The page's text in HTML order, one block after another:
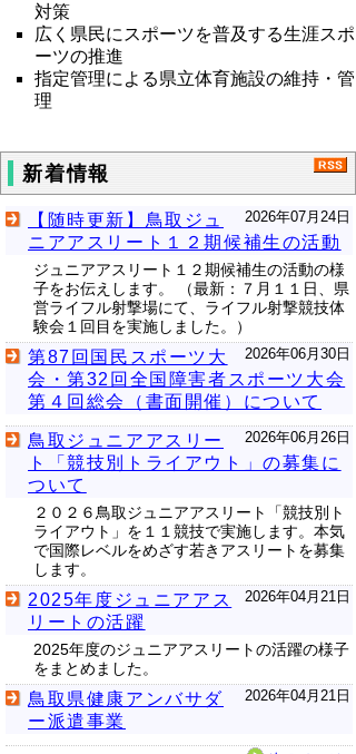
対策
広く県民にスポーツを普及する生涯スポ
ーツの推進
指定管理による県立体育施設の維持・管
理
新着情報
2026年07月24日
【随時更新】鳥取ジュ
ニアアスリート１２期候補生の活動
ジュニアアスリート１２期候補生の活動の様
子をお伝えします。 （最新：７月１１日、県
営ライフル射撃場にて、ライフル射撃競技体
験会１回目を実施しました。）
2026年06月30日
第87回国民スポーツ大
会・第32回全国障害者スポーツ大会
第４回総会（書面開催）について
2026年06月26日
鳥取ジュニアアスリー
ト「競技別トライアウト」の募集に
ついて
２０２６鳥取ジュニアアスリート「競技別ト
ライアウト」を１１競技で実施します。本気
で国際レベルをめざす若きアスリートを募集
します。
2026年04月21日
2025年度ジュニアアス
リートの活躍
2025年度のジュニアアスリートの活躍の様子
をまとめました。
2026年04月21日
鳥取県健康アンバサダ
ー派遣事業